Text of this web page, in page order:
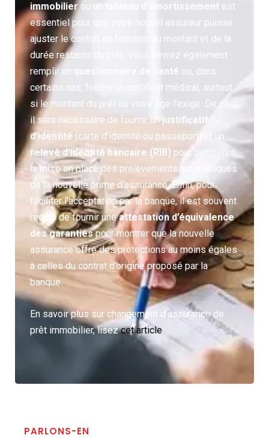
immobilierou un tableau d’amortissement est
essentiel pour que votre nouvel assureur puisse
ajuster le contrat en fonction du montant et de la
durée restants du prêt. Vous devrez également
remplir un questionnaire de santé ou, dans
certains cas, fournir un certificat médical, surtout
si le montant du prêt ou votre âge l’exige. De plus,
il sera nécessaire de fournir unjustificatif
d’identité (carte d’identité ou passeport) et un
relevé d’identité bancaire (RIB) pour permettre
la mise en place des prélèvements automatiques
de la nouvelle prime d’assurance. Enfin, pour
faciliter l’acceptation par la banque, il est souvent
requis de fournir uneattestation d’équivalence
des garantiespour montrer que la nouvelle
assurance offre des protections au moins égales
à celles du contrat d’origine proposé par la
banque.
En savoir plus sur changement d’assurance de
prêt immobilier, lisezcet article.
PARLONS-EN